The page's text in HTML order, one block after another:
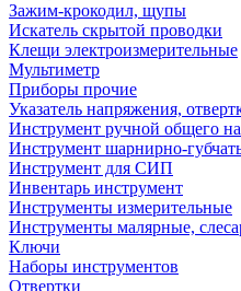
Зажим-крокодил, щупы
Искатель скрытой проводки
Клещи электроизмерительные
Мультиметр
Приборы прочие
Указатель напряжения,
Инструмент ручной общего
Инструмент шарнирно-
Инструмент для СИП
Инвентарь инструмент
Инструменты измерительные
Инструменты малярные,
Ключи
Наборы инструментов
Отвертки